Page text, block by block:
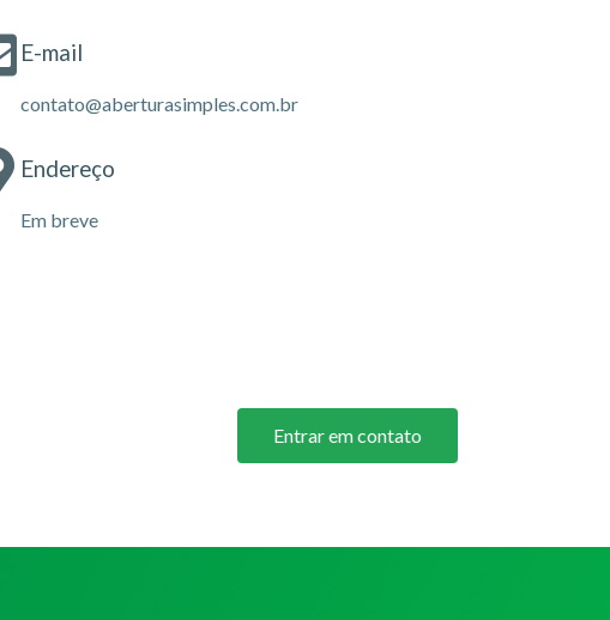
E-mail
contato@aberturasimples.com.br
Endereço
Em breve
Entrar em contato